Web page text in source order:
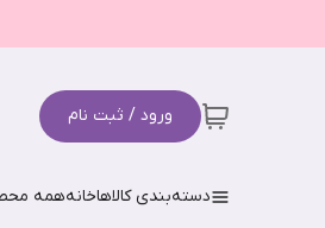
ورود / ثبت نام
دسته‌بندی کالاهاخانههمه